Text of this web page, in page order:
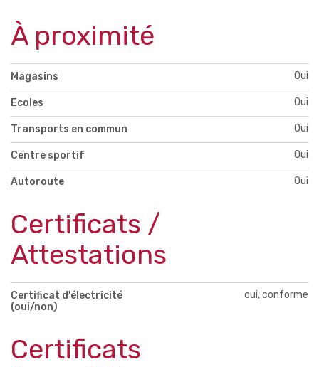
À proximité
Magasins Oui
Ecoles Oui
Transports en commun Oui
Centre sportif Oui
Autoroute Oui
Certificats /
Attestations
Certificat d'électricité
(oui/non)
oui, conforme
Certificats